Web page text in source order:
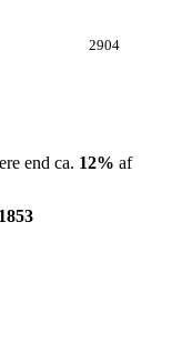
2904
end ca. 12% af